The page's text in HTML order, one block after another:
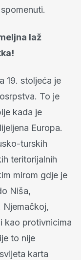
laž
19. stoljeća je
To je
kada je
Europa.
turskih
teritorijalnih
mirom gdje je
Niša,
Njemačkoj,
kao protivnicima
to nije
karta